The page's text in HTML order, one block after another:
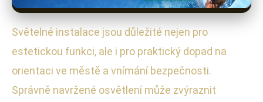
Světelné instalace jsou důležité nejen pro
estetickou funkci, ale i pro praktický dopad na
orientaci ve městě a vnímání bezpečnosti.
Správně navržené osvětlení může zvýraznit